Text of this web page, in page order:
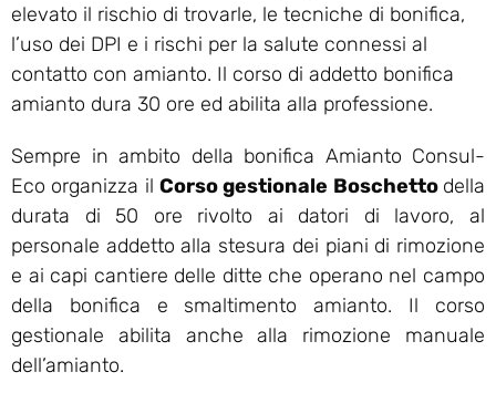
elevato il rischio di trovarle, le tecniche di bonifica,
l’uso dei DPI e i rischi per la salute connessi al
contatto con amianto. Il corso di addetto bonifica
amianto dura 30 ore ed abilita alla professione.
Sempre in ambito della bonifica Amianto Consul-
Eco organizza il Corso gestionale Boschetto della
durata di 50 ore rivolto ai datori di lavoro, al
personale addetto alla stesura dei piani di rimozione
e ai capi cantiere delle ditte che operano nel campo
della bonifica e smaltimento amianto. Il corso
gestionale abilita anche alla rimozione manuale
dell’amianto.